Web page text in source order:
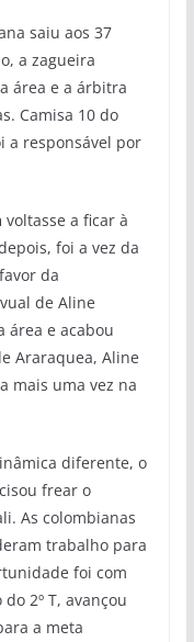
saiu aos 37
a zagueira
área e a árbitra
Camisa 10 do
a responsável por
voltasse a ficar à
foi a vez da
da
de Aline
área e acabou
Araraquea, Aline
mais uma vez na
diferente, o
frear o
As colombianas
trabalho para
foi com
2º T, avançou
a meta